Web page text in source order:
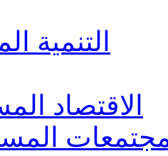
التنمية
الاقتصاد